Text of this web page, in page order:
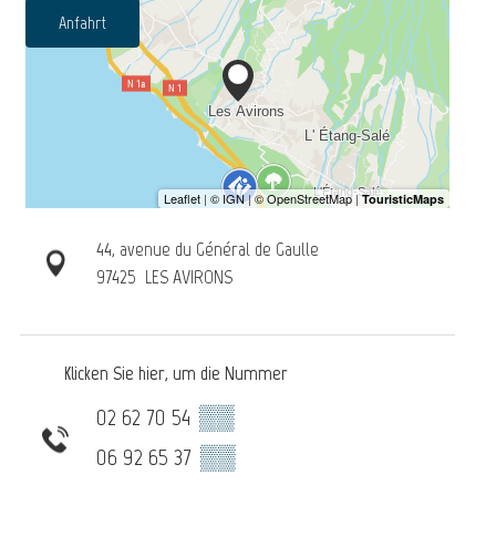
Anfahrt
44, avenue du Général de Gaulle
97425 LES AVIRONS
Klicken Sie hier, um die Nummer
02 62 70 54 ▒▒
06 92 65 37 ▒▒